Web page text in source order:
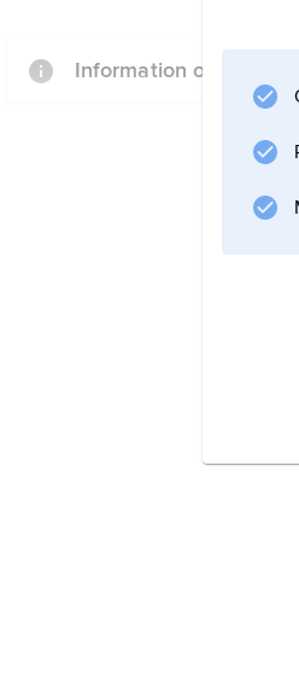
Information om artikeln